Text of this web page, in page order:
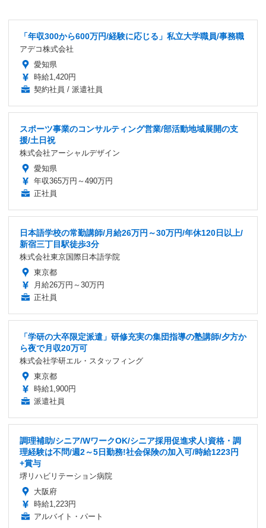
「年収300から600万円/経験に応じる」私立大学職員/事務職
アデコ株式会社
愛知県
時給1,420円
契約社員 / 派遣社員
スポーツ事業のコンサルティング営業/部活動地域展開の支
援/土日祝
株式会社アーシャルデザイン
愛知県
年収365万円～490万円
正社員
日本語学校の常勤講師/月給26万円～30万円/年休120日以上/
新宿三丁目駅徒歩3分
株式会社東京国際日本語学院
東京都
月給26万円～30万円
正社員
「学研の大卒限定派遣」研修充実の集団指導の塾講師/夕方か
ら夜で月収20万可
株式会社学研エル・スタッフィング
東京都
時給1,900円
派遣社員
調理補助/シニア/WワークOK/シニア採用促進求人!資格・調
理経験は不問/週2～5日勤務!社会保険の加入可/時給1223円
+賞与
堺リハビリテーション病院
大阪府
時給1,223円
アルバイト・パート